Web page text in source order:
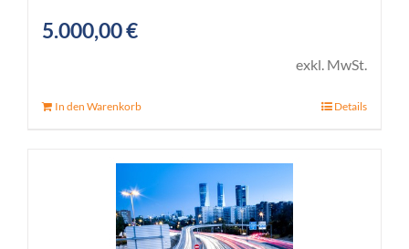
5.000,00€
exkl. MwSt.
In den Warenkorb Details